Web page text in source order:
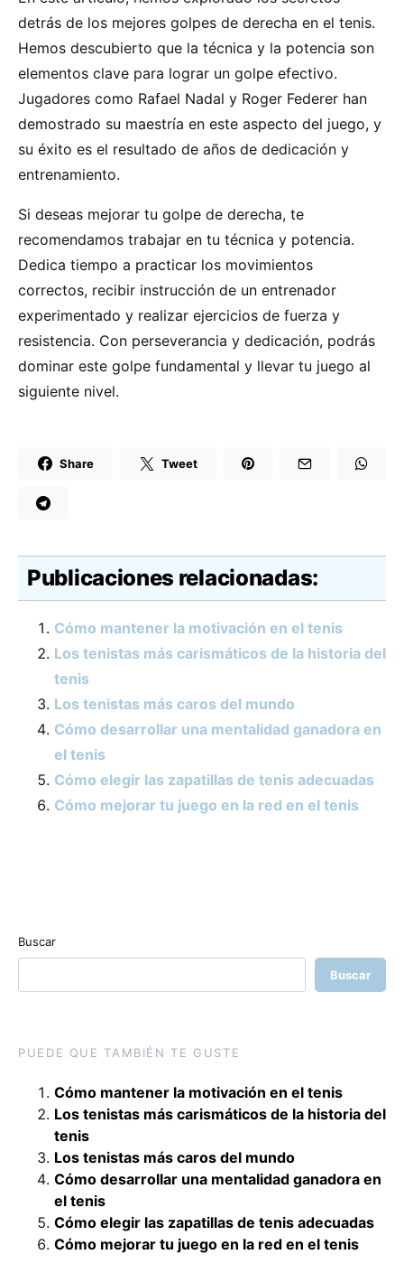
detrás de los mejores golpes de derecha en el tenis.
Hemos descubierto que la técnica y la potencia son
elementos clave para lograr un golpe efectivo.
Jugadores como Rafael Nadal y Roger Federer han
demostrado su maestría en este aspecto del juego, y
su éxito es el resultado de años de dedicación y
entrenamiento.
Si deseas mejorar tu golpe de derecha, te
recomendamos trabajar en tu técnica y potencia.
Dedica tiempo a practicar los movimientos
correctos, recibir instrucción de un entrenador
experimentado y realizar ejercicios de fuerza y
resistencia. Con perseverancia y dedicación, podrás
dominar este golpe fundamental y llevar tu juego al
siguiente nivel.
Share Tweet
Publicaciones relacionadas:
Cómo mantener la motivación en el tenis
Los tenistas más carismáticos de la historia del
tenis
Los tenistas más caros del mundo
Cómo desarrollar una mentalidad ganadora en
el tenis
Cómo elegir las zapatillas de tenis adecuadas
Cómo mejorar tu juego en la red en el tenis
Buscar
Buscar
PUEDE QUE TAMBIÉN TE GUSTE
Cómo mantener la motivación en el tenis
Los tenistas más carismáticos de la historia del
tenis
Los tenistas más caros del mundo
Cómo desarrollar una mentalidad ganadora en
el tenis
Cómo elegir las zapatillas de tenis adecuadas
Cómo mejorar tu juego en la red en el tenis